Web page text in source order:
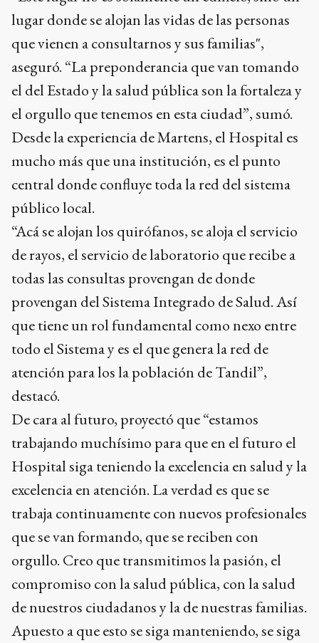
lugar donde se alojan las vidas de las personas
que vienen a consultarnos y sus familias",
aseguró. “La preponderancia que van tomando
el del Estado y la salud pública son la fortaleza y
el orgullo que tenemos en esta ciudad”, sumó.
Desde la experiencia de Martens, el Hospital es
mucho más que una institución, es el punto
central donde confluye toda la red del sistema
público local.
“Acá se alojan los quirófanos, se aloja el servicio
de rayos, el servicio de laboratorio que recibe a
todas las consultas provengan de donde
provengan del Sistema Integrado de Salud. Así
que tiene un rol fundamental como nexo entre
todo el Sistema y es el que genera la red de
atención para los la población de Tandil”,
destacó.
De cara al futuro, proyectó que “estamos
trabajando muchísimo para que en el futuro el
Hospital siga teniendo la excelencia en salud y la
excelencia en atención. La verdad es que se
trabaja continuamente con nuevos profesionales
que se van formando, que se reciben con
orgullo. Creo que transmitimos la pasión, el
compromiso con la salud pública, con la salud
de nuestros ciudadanos y la de nuestras familias.
Apuesto a que esto se siga manteniendo, se siga